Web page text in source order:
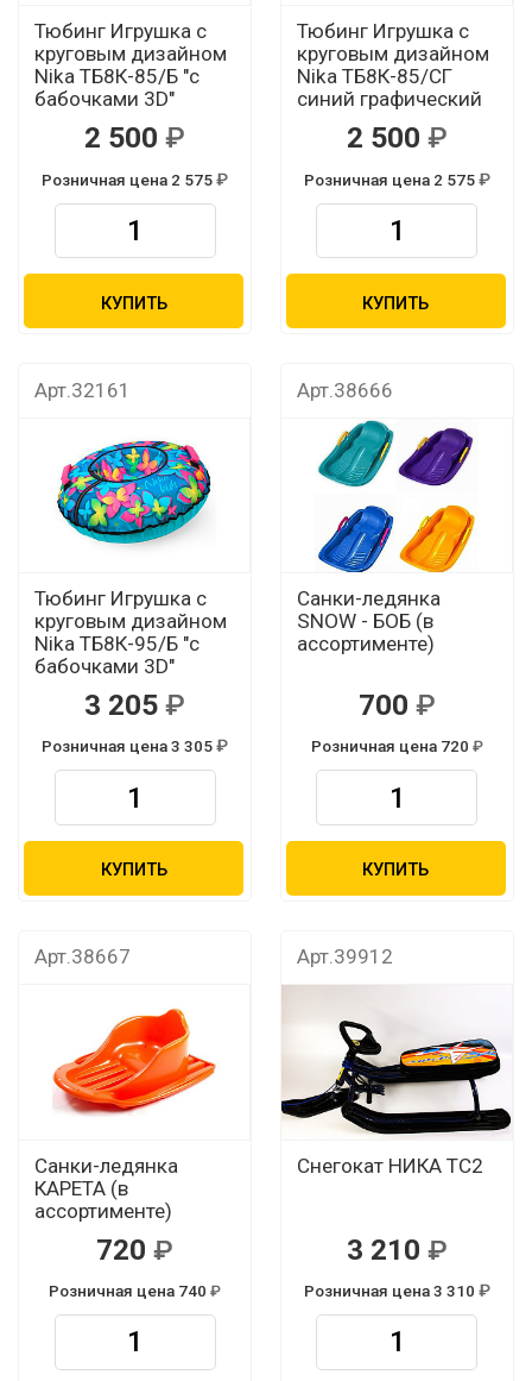
Тюбинг Игрушка с
круговым дизайном
Nika ТБ8К-85/Б "с
бабочками 3D"
2 500
Розничная цена 2 575
КУПИТЬ
Тюбинг Игрушка с
круговым дизайном
Nika ТБ8К-85/СГ
синий графический
2 500
Розничная цена 2 575
КУПИТЬ
Арт.32161
Тюбинг Игрушка с
круговым дизайном
Nika ТБ8К-95/Б "с
бабочками 3D"
3 205
Розничная цена 3 305
КУПИТЬ
Арт.38666
Санки-ледянка
SNOW - БОБ (в
ассортименте)
700
Розничная цена 720
КУПИТЬ
Арт.38667
Санки-ледянка
КАРЕТА (в
ассортименте)
720
Розничная цена 740
Арт.39912
Снегокат НИКА ТС2
3 210
Розничная цена 3 310